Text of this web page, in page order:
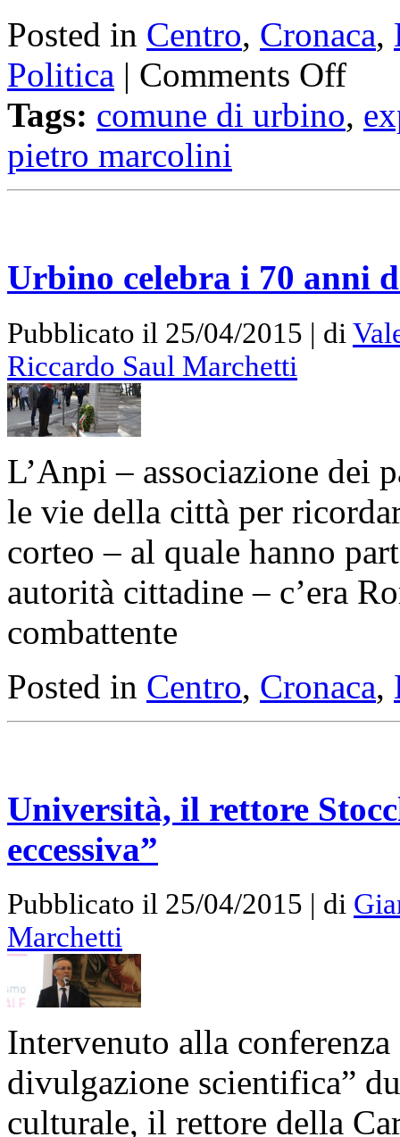
Posted in Centro, Cronaca,
Politica | Comments Off
Tags: comune di urbino,
pietro marcolini
Urbino celebra i 70 anni
Pubblicato il 25/04/2015 | di
Riccardo Saul Marchetti
L’Anpi – associazione dei
le vie della città per
corteo – al quale hanno
autorità cittadine – c’era
combattente
Posted in Centro, Cronaca,
Università, il rettore
eccessiva”
Pubblicato il 25/04/2015 | di
Marchetti
Intervenuto alla
divulgazione scientifica”
culturale, il rettore della